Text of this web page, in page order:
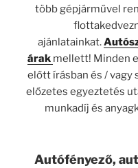
több gépjárművel
ajánlatainkat.
árak mellett! Minden
előtt írásban és / vagy
előzetes egyeztetés
munkadíj és
Autófényező,